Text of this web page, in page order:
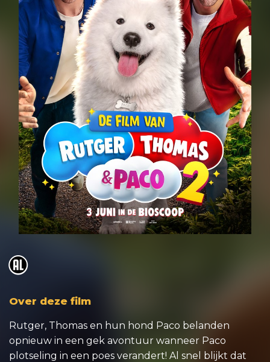
o
Over deze film
Rutger, Thomas en hun hond Paco belanden
opnieuw in een gek avontuur wanneer Paco
plotseling in een poes verandert! Al snel blijkt dat